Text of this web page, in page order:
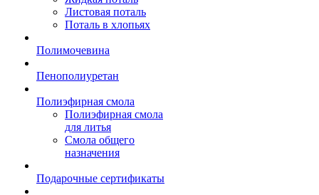
Листовая поталь
Поталь в хлопьях
Полимочевина
Пенополиуретан
Полиэфирная смола
Полиэфирная смола
для литья
Смола общего
назначения
Подарочные сертификаты